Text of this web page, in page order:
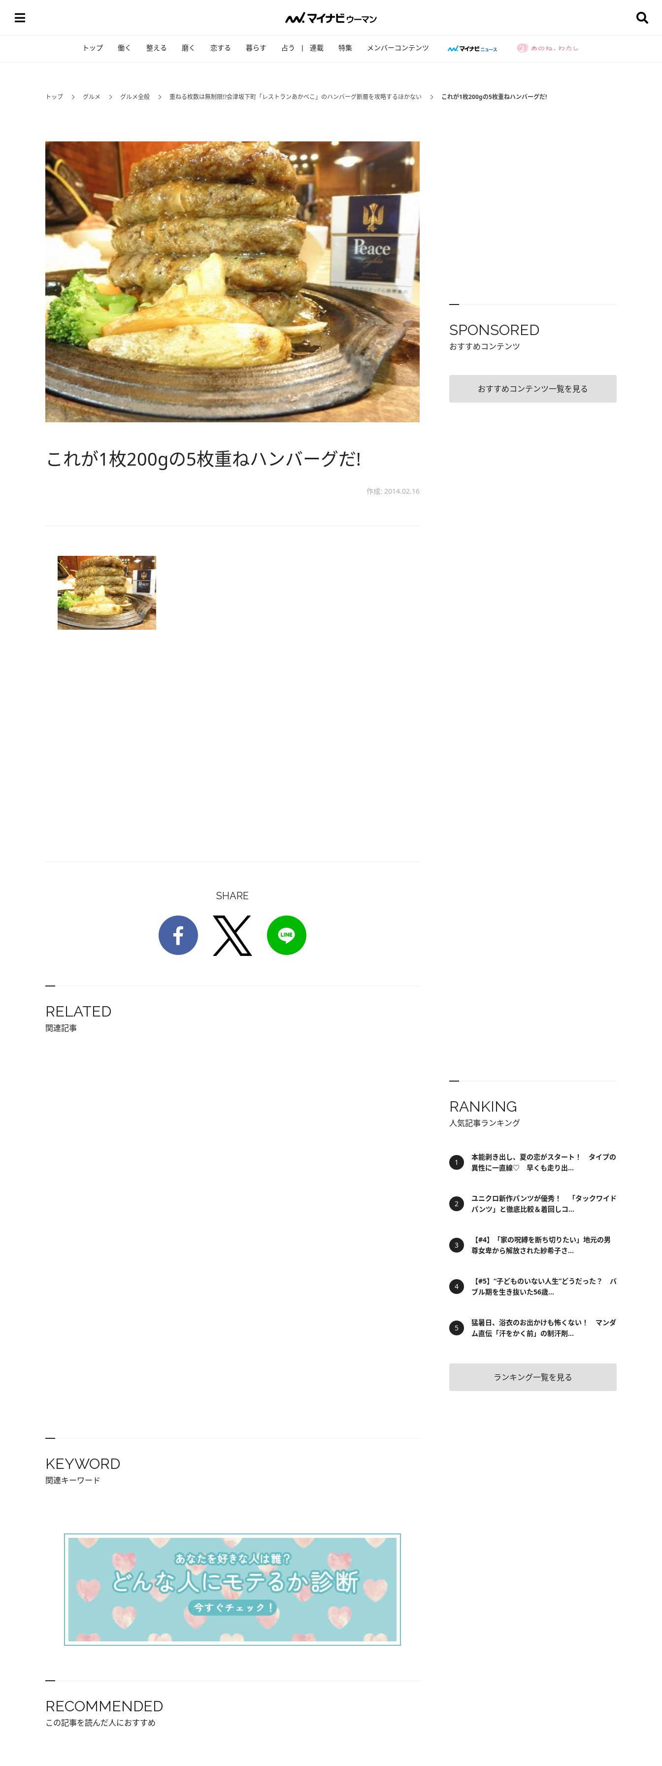
トップ 働く 整える 磨く 恋する 暮らす 占う 連載 特集 メンバーコンテンツ
トップ グルメ グルメ全般 重ねる枚数は無制限!?会津坂下町「レストランあかべこ」のハンバーグ断層を攻略するほかない これが1枚200gの5枚重ねハンバーグだ!
これが1枚200gの5枚重ねハンバーグだ!
作成: 2014.02.16
SHARE
RELATED
関連記事
KEYWORD
関連キーワード
RECOMMENDED
この記事を読んだ人におすすめ
SPONSORED
おすすめコンテンツ
おすすめコンテンツ一覧を見る
RANKING
人気記事ランキング
本能剥き出し、夏の恋がスタート！ タイプの
異性に一直線♡ 早くも走り出...
ユニクロ新作パンツが優秀！ 「タックワイド
パンツ」と徹底比較＆着回しコ...
【#4】「家の呪縛を断ち切りたい」地元の男
尊女卑から解放された紗希子さ...
【#5】“子どものいない人生”どうだった？ バ
ブル期を生き抜いた56歳...
猛暑日、浴衣のお出かけも怖くない！ マンダ
ム直伝「汗をかく前」の制汗剤...
ランキング一覧を見る